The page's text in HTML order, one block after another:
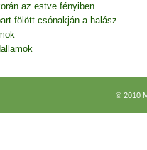
az estve fényiben
fölött csónakján a halász
© 2010